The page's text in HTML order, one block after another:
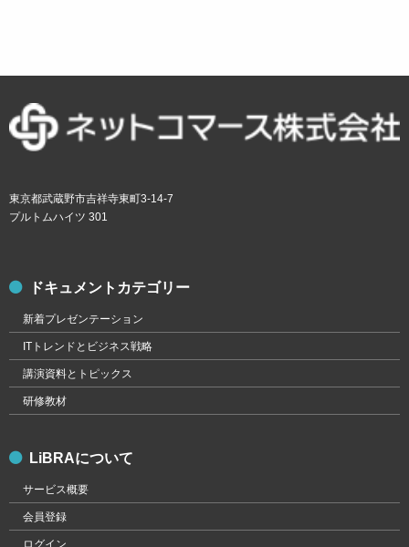
東京都武蔵野市吉祥寺東町3-14-7
プルトムハイツ 301
ドキュメントカテゴリー
新着プレゼンテーション
ITトレンドとビジネス戦略
講演資料とトピックス
研修教材
LiBRAについて
サービス概要
会員登録
ログイン